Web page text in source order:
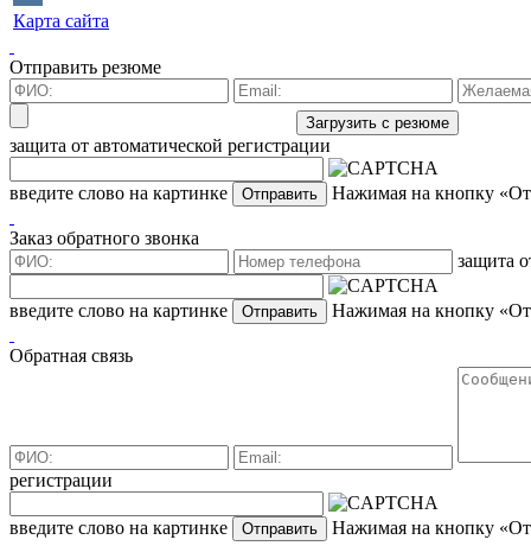
Карта сайта
Отправить резюме
защита от автоматической регистрации
введите слово на картинке Нажимая на кнопку
Заказ обратного звонка
защита
введите слово на картинке Нажимая на кнопку
Обратная связь
регистрации
введите слово на картинке Нажимая на кнопку